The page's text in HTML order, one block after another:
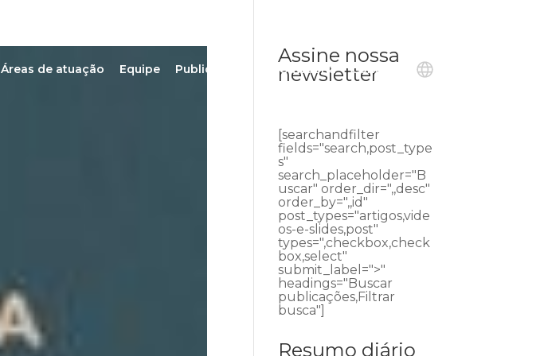
Áreas de atuação Equipe Publicações Ouvidoria Contato
Assine nossa
newsletter
[searchandfilter
fields="search,post_type
s"
search_placeholder="B
uscar" order_dir=",,desc"
order_by=",,id"
post_types="artigos,vide
os-e-slides,post"
types=",checkbox,check
box,select"
submit_label=">"
headings="Buscar
publicações,Filtrar
busca"]
Resumo diário